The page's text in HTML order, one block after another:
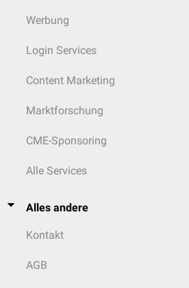
Werbung
Login Services
Content Marketing
Marktforschung
CME-Sponsoring
Alle Services
Alles andere
Kontakt
AGB